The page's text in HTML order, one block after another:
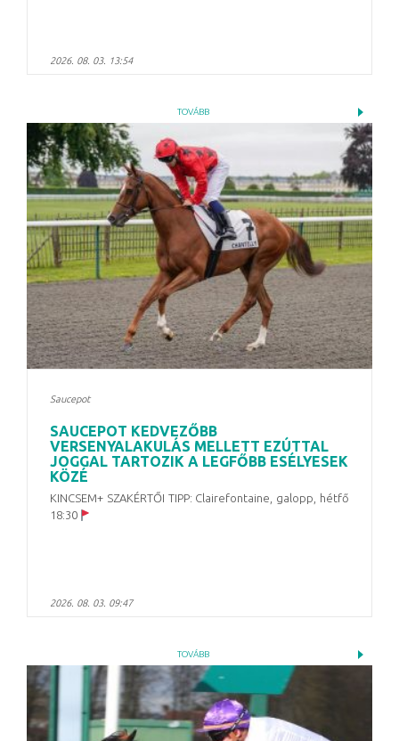
2026. 08. 03. 13:54
TOVÁBB
Saucepot
SAUCEPOT KEDVEZŐBB
VERSENYALAKULÁS MELLETT EZÚTTAL
JOGGAL TARTOZIK A LEGFŐBB ESÉLYESEK
KÖZÉ
KINCSEM+ SZAKÉRTŐI TIPP: Clairefontaine, galopp, hétfő
18:30
2026. 08. 03. 09:47
TOVÁBB